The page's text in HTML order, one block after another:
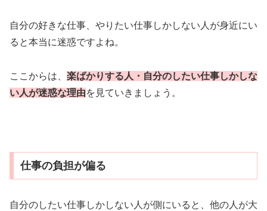
自分の好きな仕事、やりたい仕事しかしない人が身近にい
ると本当に迷惑ですよね。
ここからは、 楽ばかりする人・ 自分のしたい仕事しかしな
い人が迷惑な理由を見ていきましょう。
仕事の負担が偏る
自分のしたい仕事しかしない人が側にいると、他の人が大